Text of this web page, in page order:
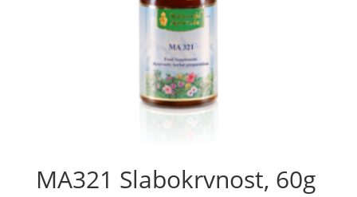
MA321 Slabokrvnost, 60g